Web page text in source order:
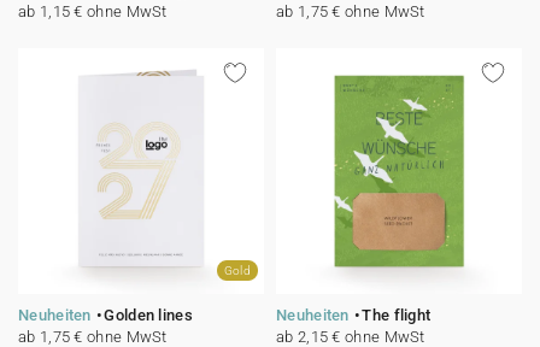
ab 1,15 € ohne MwSt
ab 1,75 € ohne MwSt
Gold
Neuheiten
Golden lines
ab 1,75 € ohne MwSt
Neuheiten
The flight
ab 2,15 € ohne MwSt